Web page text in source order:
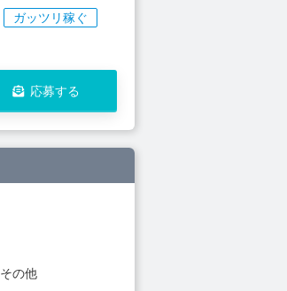
ガッツリ稼ぐ
応募する
その他